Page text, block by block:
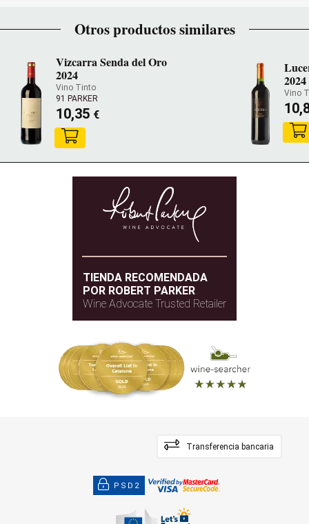
Otros productos similares
Vizcarra Senda del Oro
2024
Vino Tinto
91 PARKER
10,35 €
2024
Vino
TIENDA RECOMENDADA
POR ROBERT PARKER
Wine Advocate Trusted Retailer
Transferencia bancaria
PSD2